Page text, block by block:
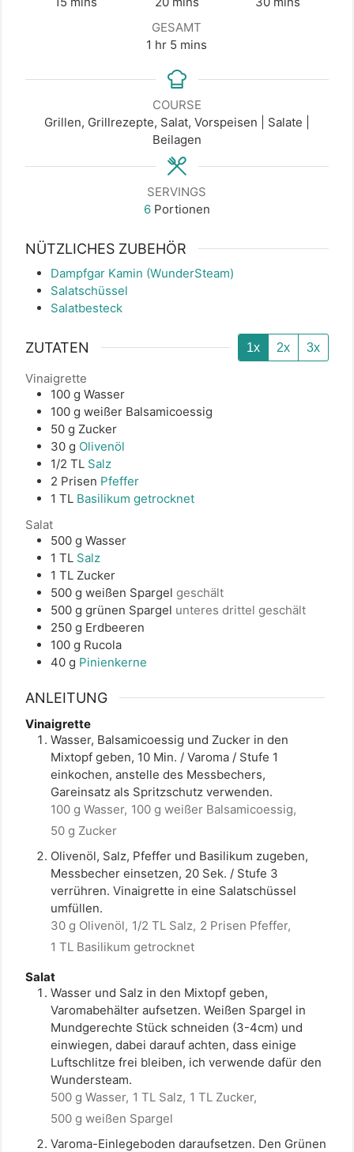
GESAMT
1 hour
hr 5 minutes
mins
COURSE
Grillen, Grillrezepte, Salat, Vorspeisen | Salate |
Beilagen
SERVINGS
6 Portionen
NÜTZLICHES ZUBEHÖR
Dampfgar Kamin (WunderSteam)
Salatschüssel
Salatbesteck
ZUTATEN 1x 2x 3x
Vinaigrette
100 g Wasser
100 g weißer Balsamicoessig
50 g Zucker
30 g Olivenöl
1/2 TL Salz
2 Prisen Pfeffer
1 TL Basilikum getrocknet
Salat
500 g Wasser
1 TL Salz
1 TL Zucker
500 g weißen Spargel geschält
500 g grünen Spargel unteres drittel geschält
250 g Erdbeeren
100 g Rucola
40 g Pinienkerne
ANLEITUNG
Vinaigrette
Wasser, Balsamicoessig und Zucker in den
Mixtopf geben, 10 Min. / Varoma / Stufe 1
einkochen, anstelle des Messbechers,
Gareinsatz als Spritzschutz verwenden.
100 g Wasser, 100 g weißer Balsamicoessig,
50 g Zucker
Olivenöl, Salz, Pfeffer und Basilikum zugeben,
Messbecher einsetzen, 20 Sek. / Stufe 3
verrühren. Vinaigrette in eine Salatschüssel
umfüllen.
30 g Olivenöl, 1/2 TL Salz, 2 Prisen Pfeffer,
1 TL Basilikum getrocknet
Salat
Wasser und Salz in den Mixtopf geben,
Varomabehälter aufsetzen. Weißen Spargel in
Mundgerechte Stück schneiden (3-4cm) und
einwiegen, dabei darauf achten, dass einige
Luftschlitze frei bleiben, ich verwende dafür den
Wundersteam.
500 g Wasser, 1 TL Salz, 1 TL Zucker,
500 g weißen Spargel
Varoma-Einlegeboden daraufsetzen. Den Grünen